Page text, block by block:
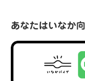
あなたはいなか